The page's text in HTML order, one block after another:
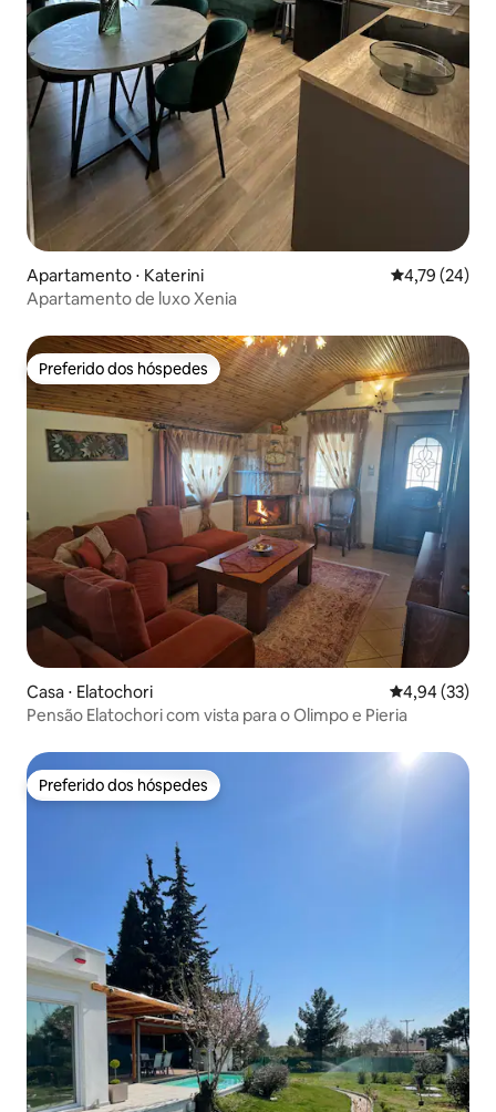
Apartamento ⋅ Katerini 4,79 de uma
4,79 (24)
Apartamento de luxo Xenia
Preferido dos hóspedes
Preferido dos hóspedes
Casa ⋅ Elatochori 4,94 de uma
4,94 (33)
Pensão Elatochori com vista para o Olimpo e Pieria
Preferido dos hóspedes
Preferido dos hóspedes